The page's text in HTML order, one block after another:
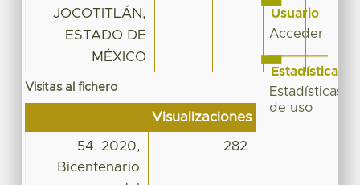
JOCOTITLÁN,
ESTADO DE
MÉXICO
Visitas al fichero
Visualizaciones
54. 2020,
Bicentenario
282
Usuario
Acceder
Estadísticas
Estadísticas
de uso